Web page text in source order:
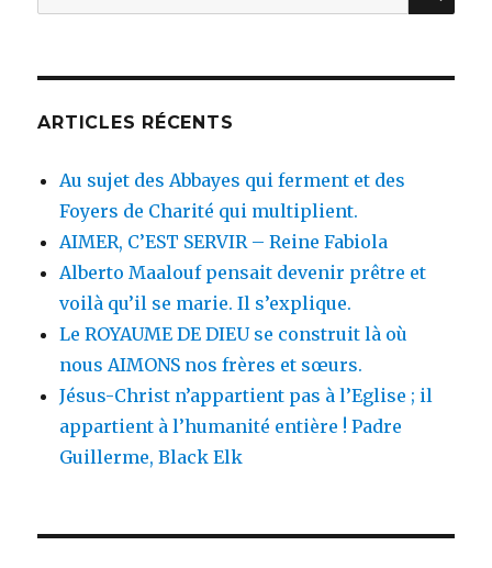
pour
ARTICLES RÉCENTS
Au sujet des Abbayes qui ferment et des
Foyers de Charité qui multiplient.
AIMER, C’EST SERVIR – Reine Fabiola
Alberto Maalouf pensait devenir prêtre et
voilà qu’il se marie. Il s’explique.
Le ROYAUME DE DIEU se construit là où
nous AIMONS nos frères et sœurs.
Jésus-Christ n’appartient pas à l’Eglise ; il
appartient à l’humanité entière ! Padre
Guillerme, Black Elk